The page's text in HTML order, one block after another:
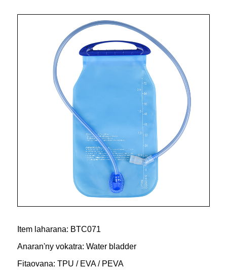
Item laharana: BTC071
Anaran'ny vokatra: Water bladder
Fitaovana: TPU / EVA / PEVA